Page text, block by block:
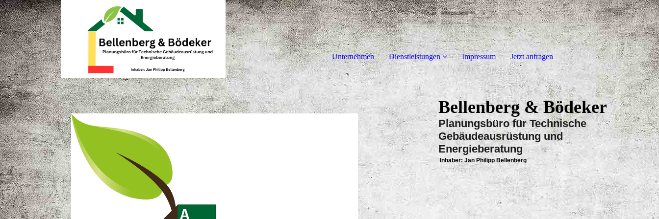
Unternehmen Dienstleistungen Impressum Jetzt anfragen
Bellenberg & Bödeker
Planungsbüro für Technische
Gebäudeausrüstung und
Energieberatung
Inhaber: Jan Philipp Bellenberg